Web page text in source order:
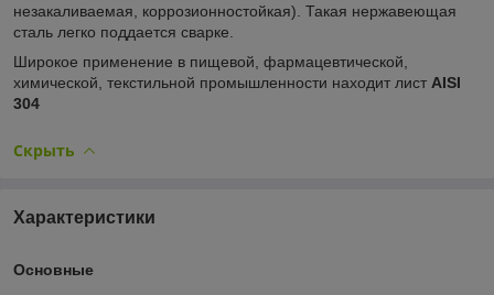
незакаливаемая, коррозионностойкая). Такая нержавеющая
сталь легко поддается сварке.
Широкое применение в пищевой, фармацевтической,
химической, текстильной промышленности находит лист AISI
304
Скрыть
Характеристики
Основные